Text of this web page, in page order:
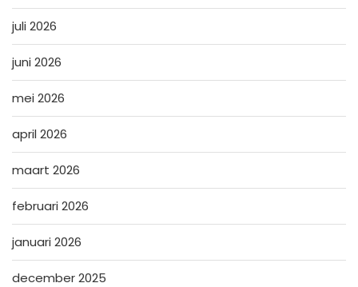
juli 2026
juni 2026
mei 2026
april 2026
maart 2026
februari 2026
januari 2026
december 2025